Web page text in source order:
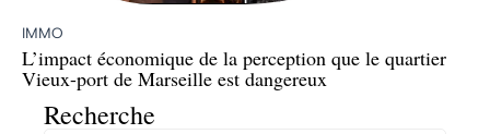
IMMO
L’impact économique de la perception que le quartier
Vieux-port de Marseille est dangereux
Recherche